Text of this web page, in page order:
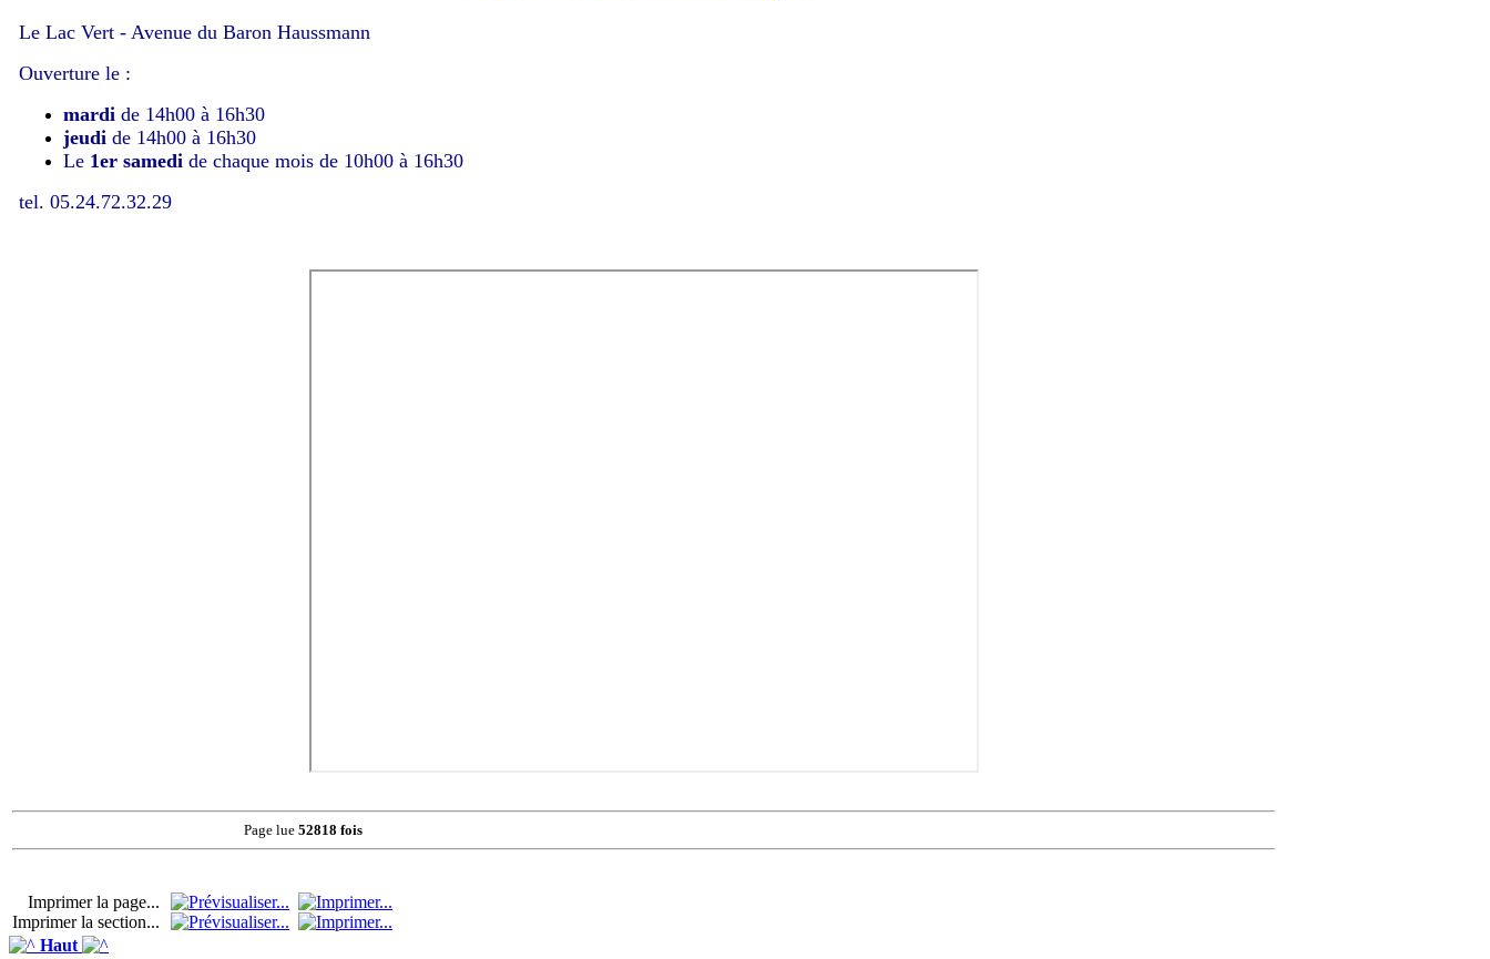
Le Lac Vert - Avenue du Baron Haussmann
Ouverture le :
mardi de 14h00 à 16h30
jeudi de 14h00 à 16h30
Le 1er samedi de chaque mois de 10h00 à 16h30
tel. 05.24.72.32.29
Page lue52818 fois
Imprimer la page...
Imprimer la section...
Haut